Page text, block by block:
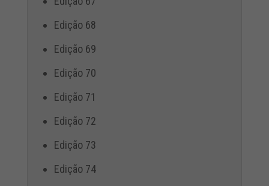
Edição 68
Edição 69
Edição 70
Edição 71
Edição 72
Edição 73
Edição 74